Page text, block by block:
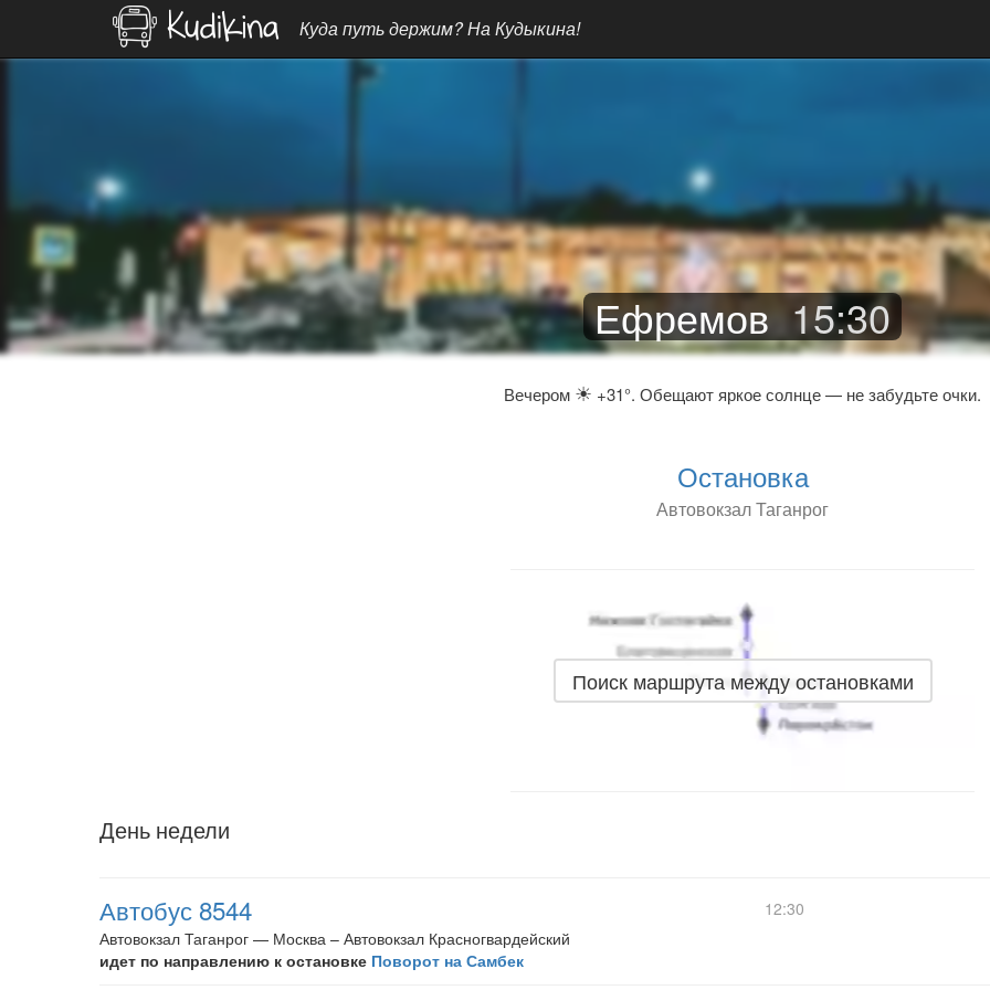
Куда путь держим? На Кудыкина!
Ефремов 15:30
Вечером ☀ +31°. Обещают яркое солнце — не забудьте очки.
Остановка
Автовокзал Таганрог
Поиск маршрута между остановками
День недели
Автобус 8544
Автовокзал Таганрог — Москва – Автовокзал Красногвардейский
идет по направлению к остановке Поворот на Самбек
12:30